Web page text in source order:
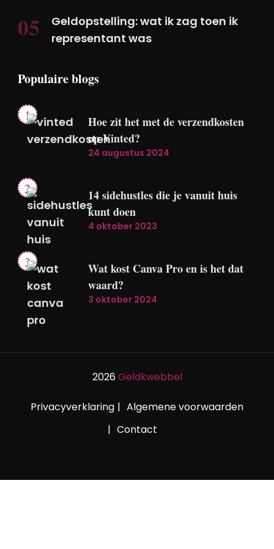
Geldopstelling: wat ik zag toen ik
representant was
Populaire blogs
Hoe zit het met de verzendkosten
op Vinted?
24 augustus 2024
14 sidehustles die je vanuit huis
kunt doen
4 oktober 2023
Wat kost Canva Pro en is het dat
waard?
3 oktober 2024
2026Geldkwebbel
Privacyverklaring
Algemene voorwaarden
Contact